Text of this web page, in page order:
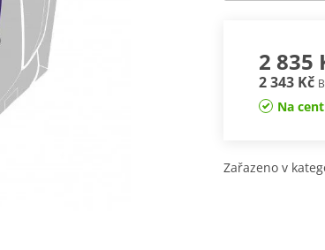
2 835
2 343 Kč
Na
Zařazeno v